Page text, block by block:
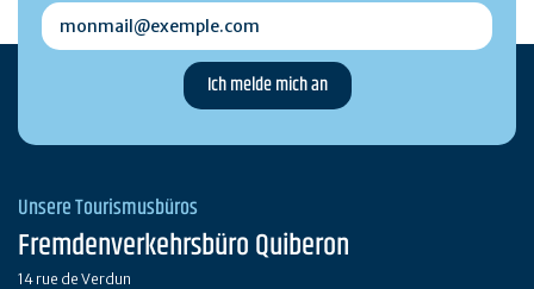
monmail@exemple.com
Unsere Tourismusbüros
Fremdenverkehrsbüro Quiberon
14 rue de Verdun